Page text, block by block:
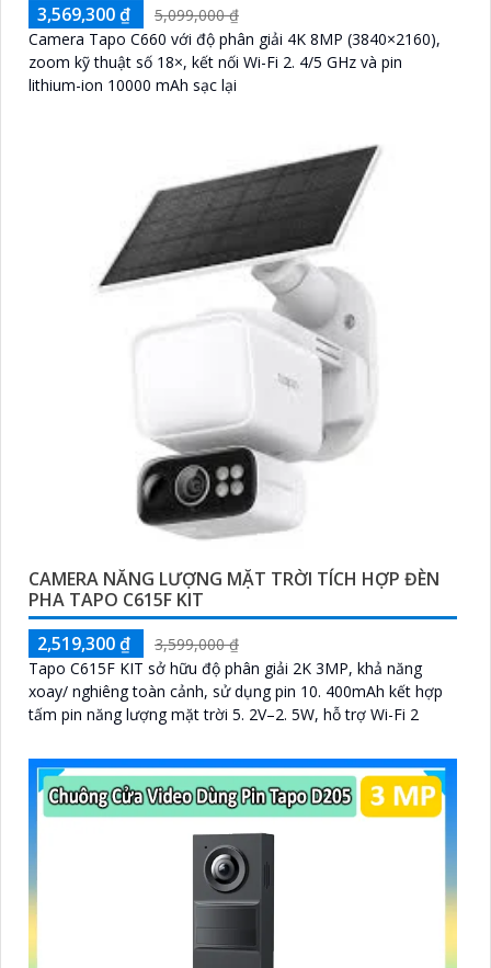
3,569,300 ₫
5,099,000 ₫
Camera Tapo C660 với độ phân giải 4K 8MP (3840×2160),
zoom kỹ thuật số 18×, kết nối Wi-Fi 2. 4/5 GHz và pin
lithium-ion 10000 mAh sạc lại
CAMERA NĂNG LƯỢNG MẶT TRỜI TÍCH HỢP ĐÈN
PHA TAPO C615F KIT
2,519,300 ₫
3,599,000 ₫
Tapo C615F KIT sở hữu độ phân giải 2K 3MP, khả năng
xoay/ nghiêng toàn cảnh, sử dụng pin 10. 400mAh kết hợp
tấm pin năng lượng mặt trời 5. 2V–2. 5W, hỗ trợ Wi-Fi 2